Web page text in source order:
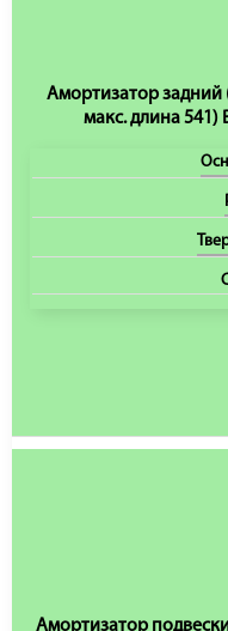
Амортизатор задний
макс. длина 541)
Амортизатор подвески